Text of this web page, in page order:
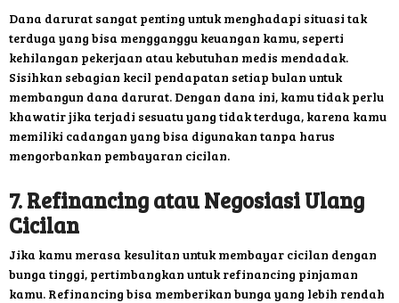
Dana darurat sangat penting untuk menghadapi situasi tak
terduga yang bisa mengganggu keuangan kamu, seperti
kehilangan pekerjaan atau kebutuhan medis mendadak.
Sisihkan sebagian kecil pendapatan setiap bulan untuk
membangun dana darurat. Dengan dana ini, kamu tidak perlu
khawatir jika terjadi sesuatu yang tidak terduga, karena kamu
memiliki cadangan yang bisa digunakan tanpa harus
mengorbankan pembayaran cicilan.
7. Refinancing atau Negosiasi Ulang
Cicilan
Jika kamu merasa kesulitan untuk membayar cicilan dengan
bunga tinggi, pertimbangkan untuk refinancing pinjaman
kamu. Refinancing bisa memberikan bunga yang lebih rendah